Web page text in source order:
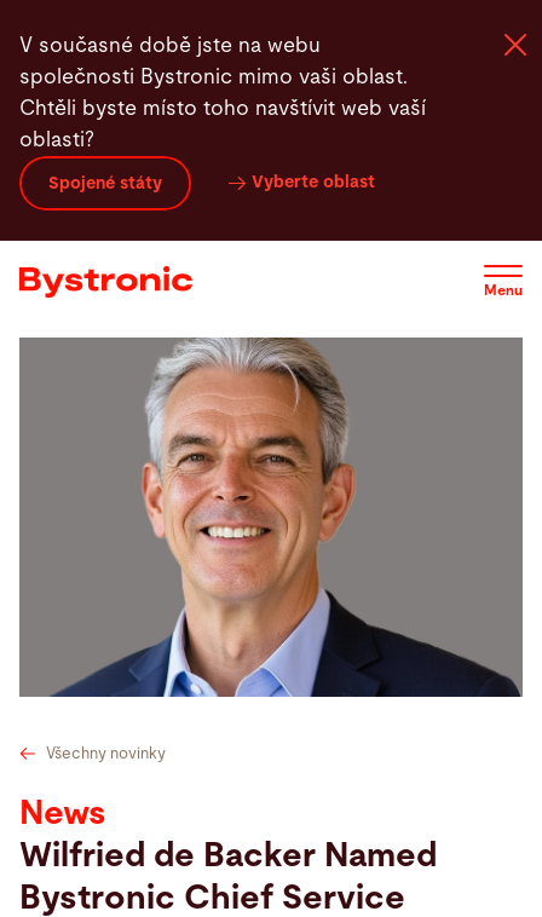
hlavnímu
obsahu
V současné době jste na webu
společnosti Bystronic mimo vaši oblast.
Chtěli byste místo toho navštívit web vaší
oblasti?
Spojené státy Vyberte oblast
Menu
Zařízení a software
Služby
Newsroom
Společnost
Spojené státy · CzechKontakt myBystronic
Všechny novinky
News
Wilfried de Backer Named
Bystronic Chief Service